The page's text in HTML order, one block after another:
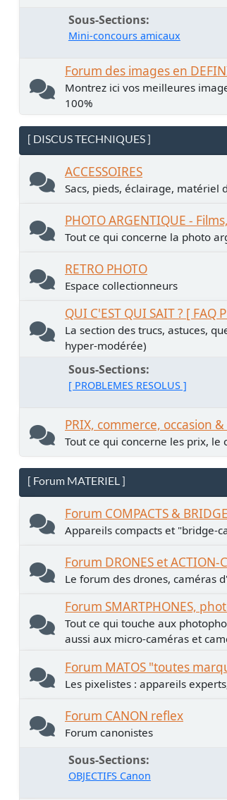
Sous-Sections
Mini-concours amicaux
Forum des images en
Montrez ici vos meilleures
100%
[ DISCUS TECHNIQUES ]
ACCESSOIRES
Sacs, pieds, éclairage, matériel
PHOTO ARGENTIQUE -
Tout ce qui concerne la photo
RETRO PHOTO
Espace collectionneurs
QUI C'EST QUI SAIT ? [
La section des trucs, astuces,
hyper-modérée)
Sous-Sections
[ PROBLEMES RESOLUS ]
PRIX, commerce, occasion &
Tout ce qui concerne les prix, le
[ Forum MATERIEL ]
Forum COMPACTS & BRIDGE
Appareils compacts et "bridge-
Forum DRONES et ACTION-
Le forum des drones, caméras
Forum SMARTPHONES,
Tout ce qui touche aux
aussi aux micro-caméras et
Forum MATOS "toutes
Les pixelistes : appareils
Forum CANON reflex
Forum canonistes
Sous-Sections
OBJECTIFS Canon